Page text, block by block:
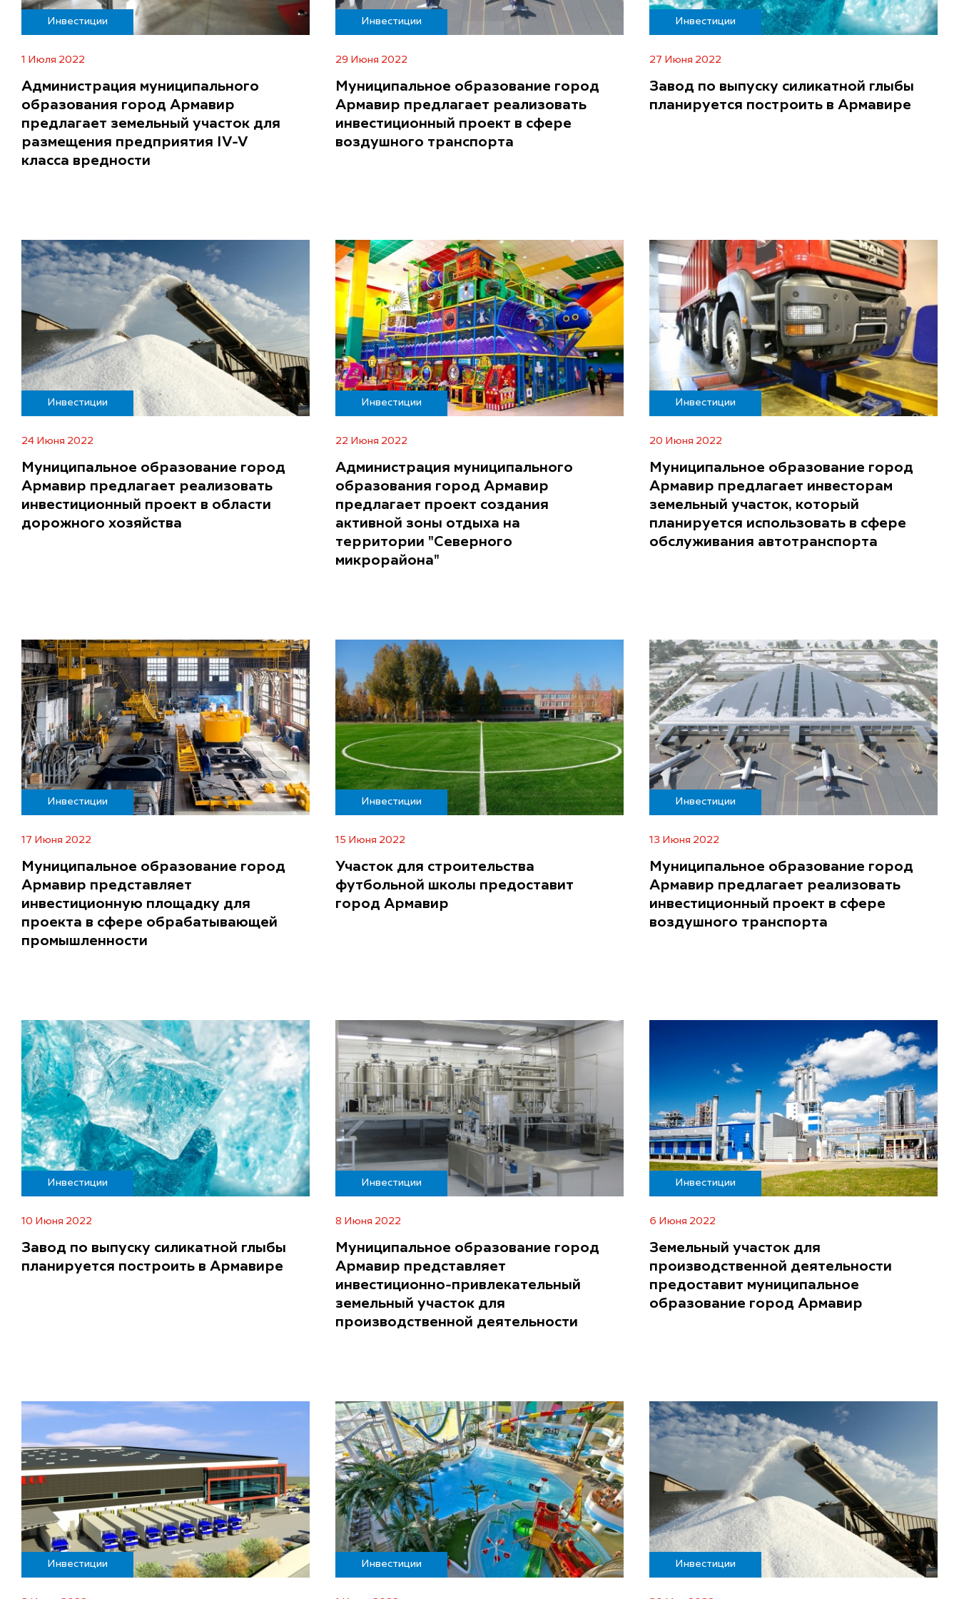
Инвестиции
1 Июля 2022
Администрация муниципального
образования город Армавир
предлагает земельный участок для
размещения предприятия IV-V
класса вредности
Инвестиции
29 Июня 2022
Муниципальное образование город
Армавир предлагает реализовать
инвестиционный проект в сфере
воздушного транспорта
Инвестиции
27 Июня 2022
Завод по выпуску силикатной глыбы
планируется построить в Армавире
Инвестиции
24 Июня 2022
Муниципальное образование город
Армавир предлагает реализовать
инвестиционный проект в области
дорожного хозяйства
Инвестиции
22 Июня 2022
Администрация муниципального
образования город Армавир
предлагает проект создания
активной зоны отдыха на
территории "Северного
микрорайона"
Инвестиции
20 Июня 2022
Муниципальное образование город
Армавир предлагает инвесторам
земельный участок, который
планируется использовать в сфере
обслуживания автотранспорта
Инвестиции
17 Июня 2022
Муниципальное образование город
Армавир представляет
инвестиционную площадку для
проекта в сфере обрабатывающей
промышленности
Инвестиции
15 Июня 2022
Участок для строительства
футбольной школы предоставит
город Армавир
Инвестиции
13 Июня 2022
Муниципальное образование город
Армавир предлагает реализовать
инвестиционный проект в сфере
воздушного транспорта
Инвестиции
10 Июня 2022
Завод по выпуску силикатной глыбы
планируется построить в Армавире
Инвестиции
8 Июня 2022
Муниципальное образование город
Армавир представляет
инвестиционно-привлекательный
земельный участок для
производственной деятельности
Инвестиции
6 Июня 2022
Земельный участок для
производственной деятельности
предоставит муниципальное
образование город Армавир
Инвестиции Инвестиции Инвестиции